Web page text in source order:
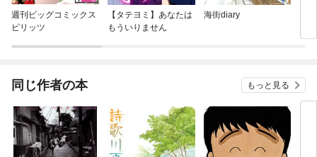
週刊ビッグコミックス
ピリッツ
【タテヨミ】あなたは
もういりません
海街diary
同じ作者の本 もっと見る